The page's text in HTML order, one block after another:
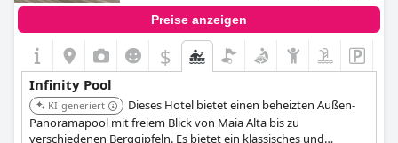
Preise anzeigen
$
Infinity Pool
KI-generiert
Dieses Hotel bietet einen beheizten Außen-
Panoramapool mit freiem Blick von Maia Alta bis zu
verschiedenen Berggipfeln. Es bietet ein klassisches und